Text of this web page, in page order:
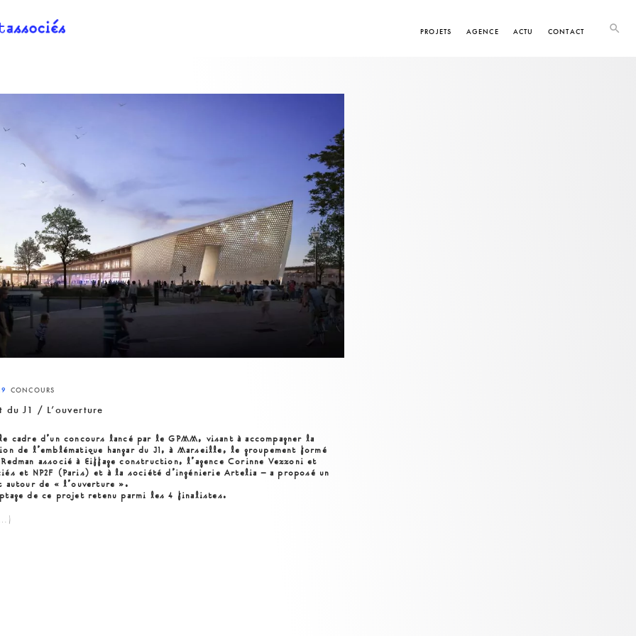
PROJETS AGENCE ACTU CONTACT
CONCOURS
du J1 / L’ouverture
cadre d’un concours lancé par le GPMM, visant à accompagner la
de l’emblématique hangar du J1, à Marseille, le groupement formé
associé à Eiffage construction, l’agence Corinne Vezzoni et
et NP2F (Paris) et à la société d’ingénierie Artelia – a proposé un
autour de « l’ouverture ».
de ce projet retenu parmi les 4 finalistes.